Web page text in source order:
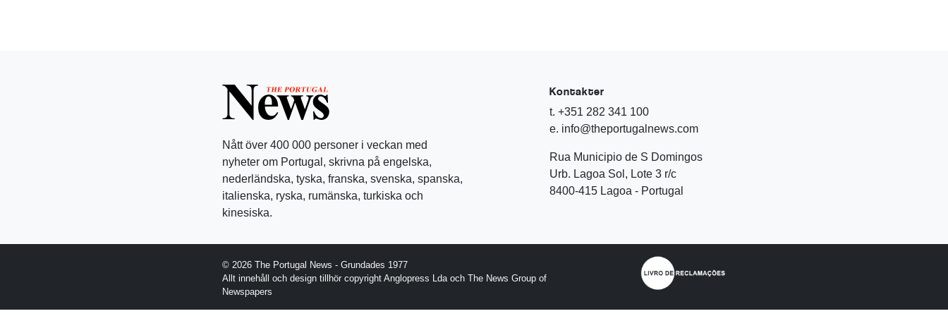
Nått över 400 000 personer i veckan med
nyheter om Portugal, skrivna på engelska,
nederländska, tyska, franska, svenska, spanska,
italienska, ryska, rumänska, turkiska och
kinesiska.
Kontakter
t. +351 282 341 100
e. info@theportugalnews.com
Rua Municipio de S Domingos
Urb. Lagoa Sol, Lote 3 r/c
8400-415 Lagoa - Portugal
© 2026 The Portugal News - Grundades 1977
Allt innehåll och design tillhör copyright Anglopress Lda och The News Group of
Newspapers